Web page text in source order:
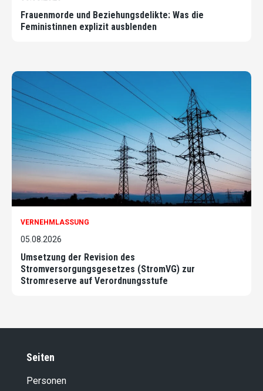
Frauenmorde und Beziehungsdelikte: Was die
Feministinnen explizit ausblenden
VERNEHMLASSUNG
05.08.2026
Umsetzung der Revision des
Stromversorgungsgesetzes (StromVG) zur
Stromreserve auf Verordnungsstufe
Seiten
Personen